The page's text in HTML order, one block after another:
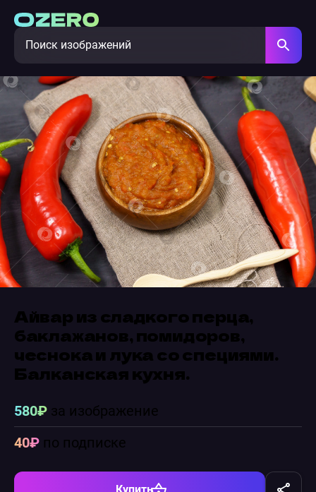
Айвар из сладкого перца,
баклажанов, помидоров,
чеснока и лука со специями.
Балканская кухня.
580₽за изображение
40₽по подписке